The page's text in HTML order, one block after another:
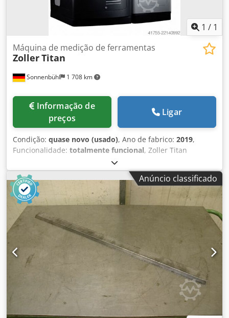
1 / 1
Sonnenbühl 1 708 km
Máquina de medição de ferramentas
ZollerTitan
preços
Ligar
Condição: quase novo (usado), Ano de fabrico: 2019,
Funcionalidade: totalmente funcional, Zoller Titan
máquina de medição de ferramentas: - Ano de fabrico:
2019 - Software: titan/pilot 3.0 - Comprimento máximo da
ferramenta Z = 550 mm - Diâmetro máximo da ferramenta
D = 260 mm Crodpfxezd Acas Adysf - Suportes de
acessórios: SK40, KSK63, ... etc. conforme solicitado
Anúncio classificado